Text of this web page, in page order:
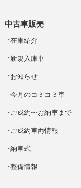
中古車販売
在庫紹介
新規入庫車
お知らせ
今月のコミコミ車
ご成約〜お納車まで
ご成約車両情報
納車式
整備情報